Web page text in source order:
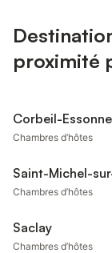
proximité
Corbeil-
Chambres d’hôtes
Saint-Michel-
Chambres d’hôtes
Saclay
Chambres d’hôtes